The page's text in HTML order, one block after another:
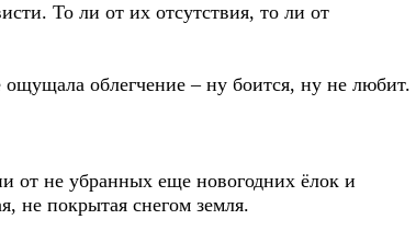
То ли от их отсутствия, то ли от
облегчение – ну боится, ну не любит.
от не убранных еще новогодних ёлок и
не покрытая снегом земля.